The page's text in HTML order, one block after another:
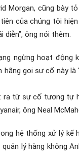
Morgan, cũng bày
của chúng tôi
ông nói thêm.
ngừng hoạt
hãng gọi sự cố này
từ sự cố tương tự
ông Neal
hệ thống xử lý kế
lý hàng không